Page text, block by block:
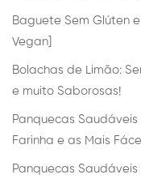
Baguete Sem Glúten
Vegan]
Bolachas de Limão:
e muito Saborosas!
Panquecas
Farinha e as Mais
Panquecas